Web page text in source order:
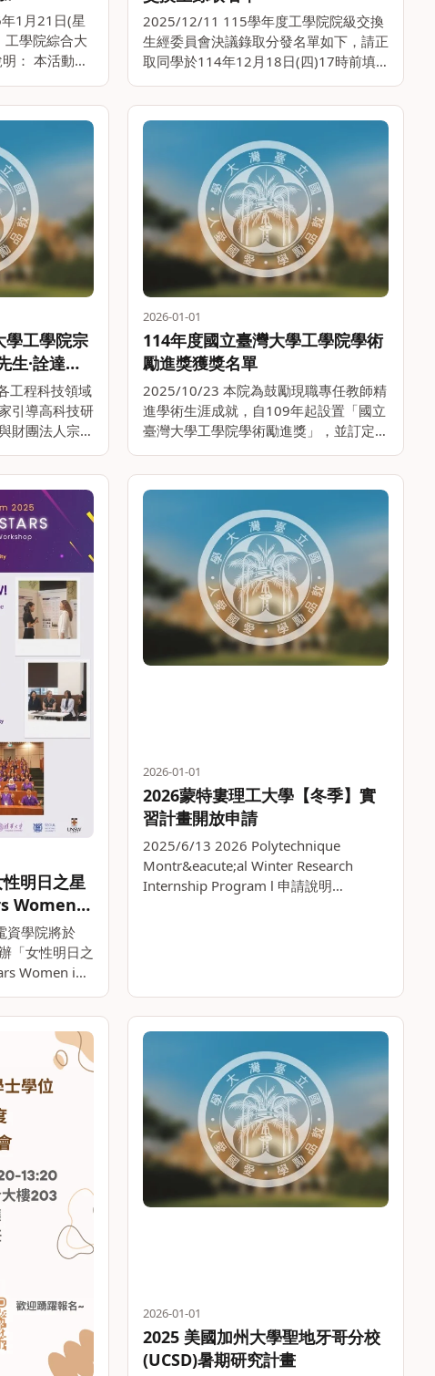
1月21日(星
學院綜合大
： 本活動旨
化國際學術交
。。
2025/12/11 115學年度工學院院級交換
生經委員會決議錄取分發名單如下，請正
取同學於114年12月18日(四)17時前填
妥交換學生確認單，核章後交至工學院辦
公室(工綜館247室)沈小姐或黃小姐，逾
期未繳交確認單或核章有缺漏者，視同
學工學院宗
生·詮達化
敏能先生講
工程科技領域
引導高科技研
財團法人宗倬
公司及皇苑建
倬章先生講
2026-01-01
114年度國立臺灣大學工學院學術
勵進獎獲獎名單
2025/10/23 本院為鼓勵現職專任教師精
進學術生涯成就，自109年起設置「國立
臺灣大學工學院學術勵進獎」，並訂定設
支薪之專任教師，並於學術研究或產學合
作有具體優異表現，每年依本院公告期間
受理申請。1。。
性明日之星
Women
資學院將於
「女性明日之
Women in
綜合大樓。。
2026-01-01
2026蒙特婁理工大學【冬季】實
習計畫開放申請
2025/6/13 2026 Polytechnique
Montr&eacute;al Winter Research
Internship Program l 申請說明
2026-01-01
2025 美國加州大學聖地牙哥分校
(UCSD)暑期研究計畫